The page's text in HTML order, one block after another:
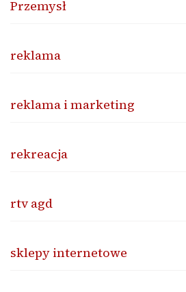
Przemysł
reklama
reklama i marketing
rekreacja
rtv agd
sklepy internetowe